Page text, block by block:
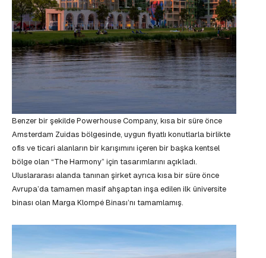
Benzer bir şekilde Powerhouse Company, kısa bir süre önce
Amsterdam Zuidas bölgesinde, uygun fiyatlı konutlarla birlikte
ofis ve ticari alanların bir karışımını içeren bir başka kentsel
bölge olan “The Harmony” için tasarımlarını açıkladı.
Uluslararası alanda tanınan şirket ayrıca kısa bir süre önce
Avrupa’da tamamen masif ahşaptan inşa edilen ilk üniversite
binası olan Marga Klompé Binası’nı tamamlamış.